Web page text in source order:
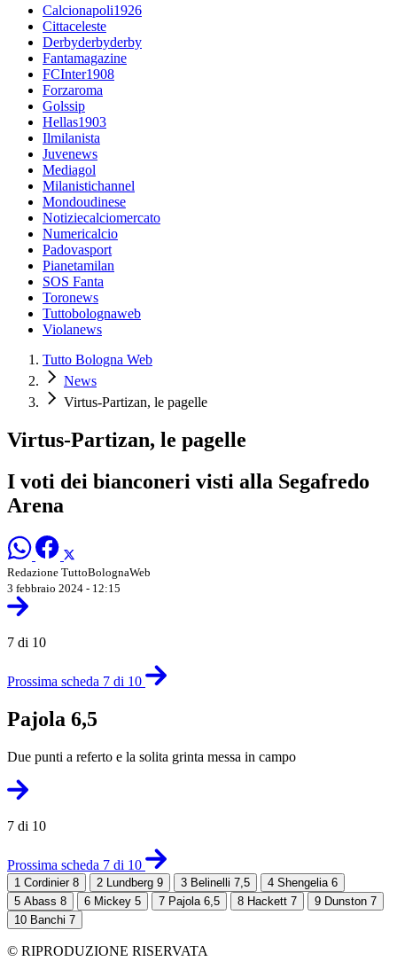
Calcionapoli1926
Cittaceleste
Derbyderbyderby
Fantamagazine
FCInter1908
Forzaroma
Golssip
Hellas1903
Ilmilanista
Juvenews
Mediagol
Milanistichannel
Mondoudinese
Notiziecalciomercato
Numericalcio
Padovasport
Pianetamilan
SOS Fanta
Toronews
Tuttobolognaweb
Violanews
Tutto Bologna Web
News
Virtus-Partizan, le pagelle
Virtus-Partizan, le pagelle
I voti dei bianconeri visti alla Segafredo
Arena
Redazione TuttoBolognaWeb
3 febbraio 2024 - 12:15
7 di 10
Prossima scheda 7 di 10
Pajola 6,5
Due punti a referto e la solita grinta messa in campo
7 di 10
Prossima scheda 7 di 10
1 Cordinier 8 2 Lundberg 9 3 Belinelli 7,5 4 Shengelia 6
5 Abass 8 6 Mickey 5 7 Pajola 6,5 8 Hackett 7 9 Dunston 7
10 Banchi 7
© RIPRODUZIONE RISERVATA